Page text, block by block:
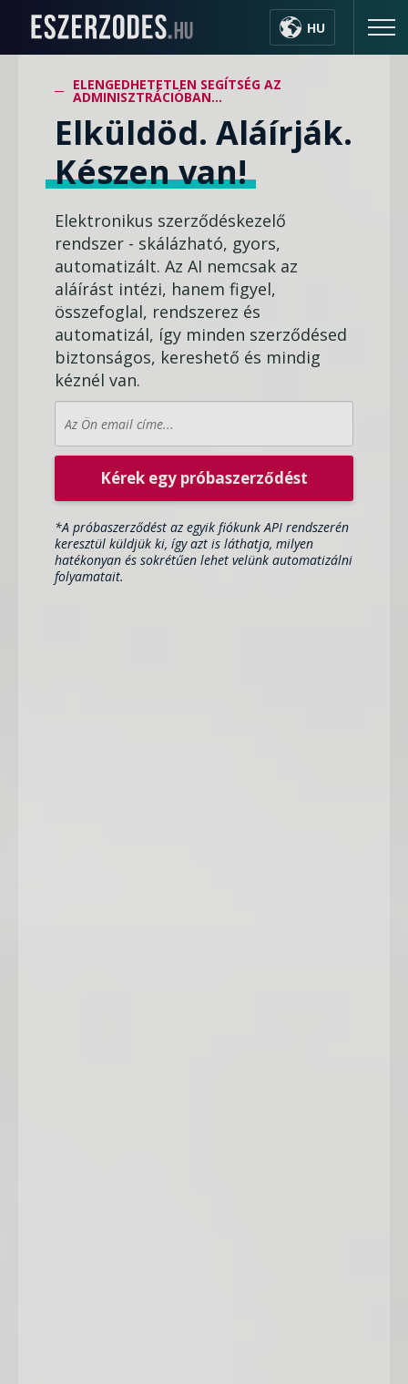
HU
ELENGEDHETETLEN SEGÍTSÉG AZ
ADMINISZTRÁCIÓBAN...
Elküldöd. Aláírják.
Készen van!
Elektronikus szerződéskezelő
rendszer - skálázható, gyors,
automatizált. Az AI nemcsak az
aláírást intézi, hanem figyel,
összefoglal, rendszerez és
automatizál, így minden szerződésed
biztonságos, kereshető és mindig
kéznél van.
Kérek egy próbaszerződést
*A próbaszerződést az egyik fiókunk API rendszerén
keresztül küldjük ki, így azt is láthatja, milyen
hatékonyan és sokrétűen lehet velünk automatizálni
folyamatait.